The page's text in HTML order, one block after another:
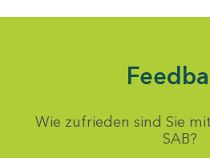
Wie zufrieden sind Sie
SAB?